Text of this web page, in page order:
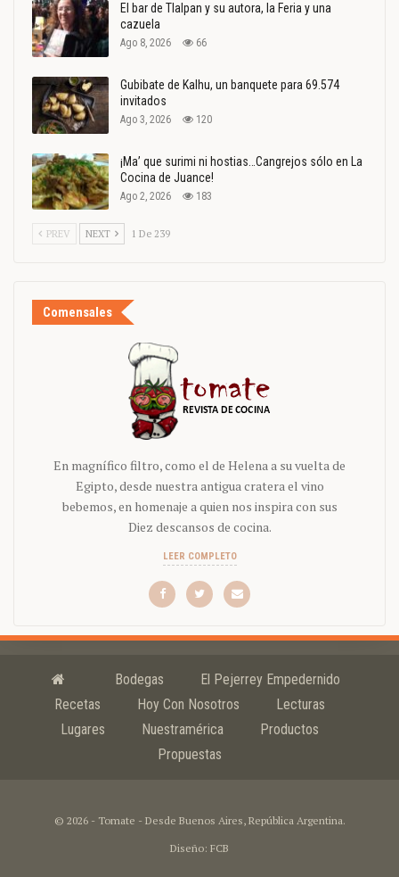
El bar de Tlalpan y su autora, la Feria y una
cazuela
Ago 8, 2026 66
Gubibate de Kalhu, un banquete para 69.574
invitados
Ago 3, 2026 120
¡Ma’ que surimi ni hostias…Cangrejos sólo en La
Cocina de Juance!
Ago 2, 2026 183
PREV NEXT 1 De 239
Comensales
En magnífico filtro, como el de Helena a su vuelta de
Egipto, desde nuestra antigua cratera el vino
bebemos, en homenaje a quien nos inspira con sus
Diez descansos de cocina.
LEER COMPLETO
Bodegas
El Pejerrey Empedernido
Recetas
Hoy Con Nosotros
Lecturas
Lugares
Nuestramérica
Productos
Propuestas
© 2026 - Tomate - Desde Buenos Aires, República Argentina.
Diseño: FCB